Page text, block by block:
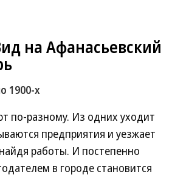
на Афанасьевский
1900-х
по-разному. Из одних уходит
предприятия и уезжает
работы. И постепенно
в городе становится